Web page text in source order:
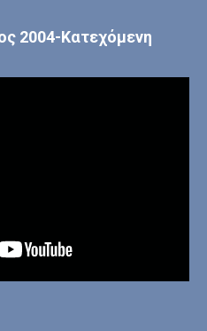
2004-Κατεχόμενη